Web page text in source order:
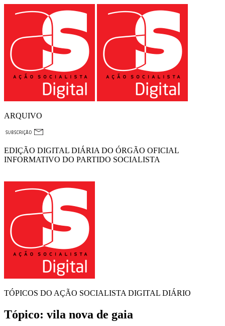
ARQUIVO
EDIÇÃO DIGITAL DIÁRIA DO ÓRGÃO OFICIAL
INFORMATIVO DO PARTIDO SOCIALISTA
TÓPICOS DO AÇÃO SOCIALISTA DIGITAL DIÁRIO
Tópico: vila nova de gaia